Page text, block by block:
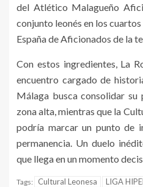
del Atlético Malagueño
conjunto leonés en los
España de Aficionados de la
Con estos ingredientes, La
encuentro cargado de
Málaga busca consolidar
zona alta, mientras que la
podría marcar un punto de
permanencia. Un duelo
que llega en un momento
Tags: Cultural Leonesa LIGA